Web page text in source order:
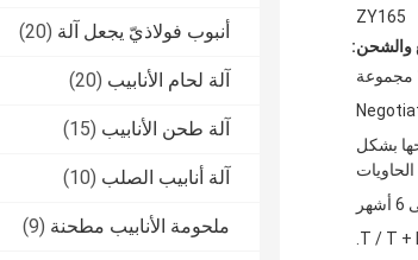
أنبوب فولاذيّ يجعل آلة (20)
آلة لحام الأنابيب (20)
آلة طحن الأنابيب (15)
آلة أنابيب الصلب (10)
ملحومة الأنابيب مطحنة (9)
ZY165
والشحن:
بشكل
T / T +